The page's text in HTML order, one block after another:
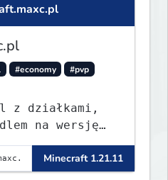
#economy
#pvp
z działkami,
na wersję
Minecraft 1.21.11